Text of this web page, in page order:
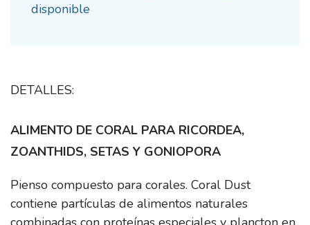
disponible
DETALLES:
ALIMENTO DE CORAL PARA RICORDEA,
ZOANTHIDS, SETAS Y GONIOPORA
Pienso compuesto para corales. Coral Dust
contiene partículas de alimentos naturales